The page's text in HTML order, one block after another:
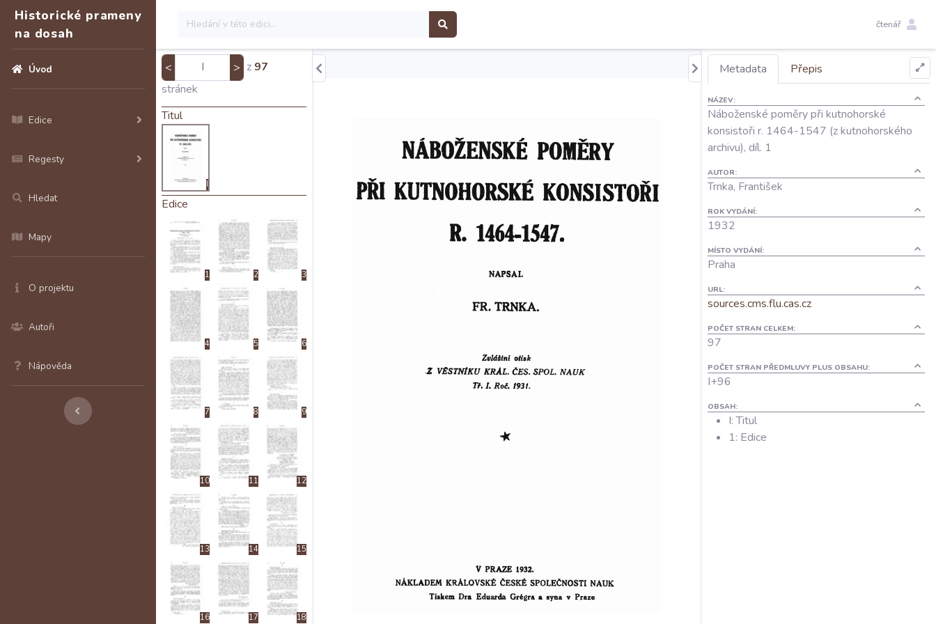
Historické prameny
na dosah
Úvod
Edice
Regesty
Hledat
Mapy
O projektu
Autoři
Nápověda
čtenář
< > z 97
stránek
Titul
I
Edice
1 2 3
4 5 6
7 8 9
10 11 12
13 14 15
16 17 18
Metadata Přepis
NÁZEV:
Náboženské poměry při kutnohorské
konsistoři r. 1464-1547 (z kutnohorského
archivu), díl. 1
AUTOR:
Trnka, František
ROK VYDÁNÍ:
1932
MÍSTO VYDÁNÍ:
Praha
URL:
sources.cms.flu.cas.cz
POČET STRAN CELKEM:
97
POČET STRAN PŘEDMLUVY PLUS OBSAHU:
I+96
OBSAH:
I: Titul
1: Edice